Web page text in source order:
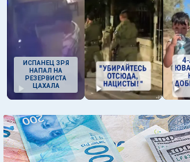
ИСПАНЕЦ ЗРЯ
НАПАЛ НА
РЕЗЕРВИСТА
ЦАХАЛА